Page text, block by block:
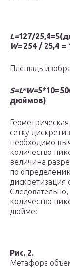
L=127/
W= 254 / 25,4
Площадь
S=L*W=
дюймов)
сетку
необходимо
количество
величина
по
дискретизация
количество
дюйме:
Рис. 2.
Метафора